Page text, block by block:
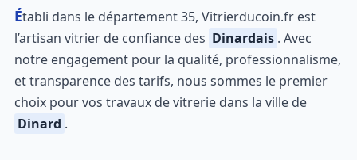
Établi dans le département 35, Vitrierducoin.fr est
l’artisan vitrier de confiance des Dinardais . Avec
notre engagement pour la qualité, professionnalisme,
et transparence des tarifs, nous sommes le premier
choix pour vos travaux de vitrerie dans la ville de
Dinard .